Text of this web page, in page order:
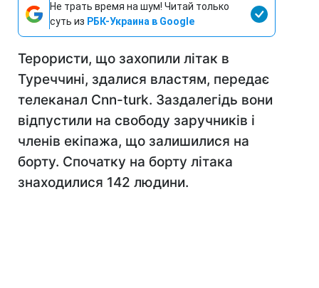
Не трать время на шум! Читай только
суть из РБК-Украина в Google
Терористи, що захопили літак в
Туреччині, здалися властям, передає
телеканал Cnn-turk. Заздалегідь вони
відпустили на свободу заручників і
членів екіпажа, що залишилися на
борту. Спочатку на борту літака
знаходилися 142 людини.